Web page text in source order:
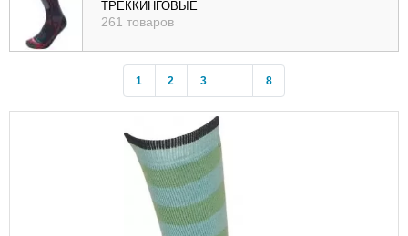
ТРЕККИНГОВЫЕ
261 товаров
1 2 3 8